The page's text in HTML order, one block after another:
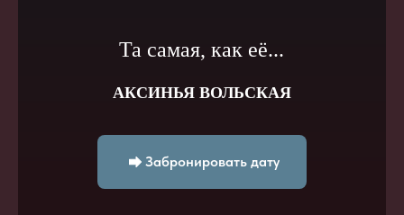
Та самая, как её...
АКСИНЬЯ ВОЛЬСКАЯ
Забронировать дату